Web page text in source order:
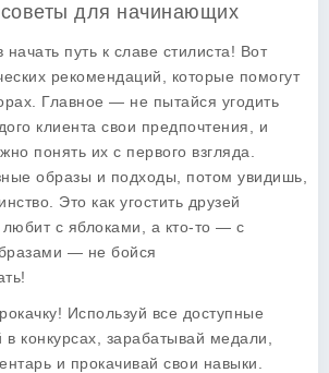
советы для начинающих
начать путь к славе стилиста! Вот
рекомендаций, которые помогут
Главное — не пытайся угодить
клиента свои предпочтения, и
понять их с первого взгляда.
образы и подходы, потом увидишь,
Это как угостить друзей
с яблоками, а кто-то — с
— не бойся
Используй все доступные
в конкурсах, зарабатывай медали,
и прокачивай свои навыки.